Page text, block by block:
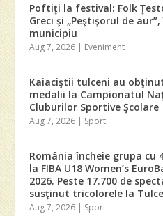
Poftiţi la festival: Folk
Greci şi „Peştişorul de aur”,
municipiu
Aug 7, 2026 | Eveniment
Kaiaciştii tulceni au
medalii la Campionatul
Cluburilor Sportive Şcolare
Aug 7, 2026 | Sport
România încheie grupa cu
la FIBA U18 Women’s
2026. Peste 17.700 de
susţinut tricolorele la
Aug 7, 2026 | Sport